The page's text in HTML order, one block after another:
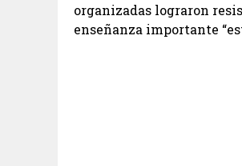
organizadas lograron
enseñanza importante